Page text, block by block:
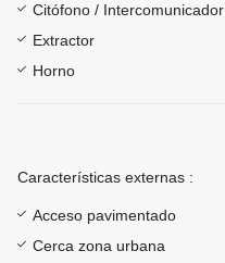
Citófono / Intercomunicador
Extractor
Horno
Características externas :
Acceso pavimentado
Cerca zona urbana